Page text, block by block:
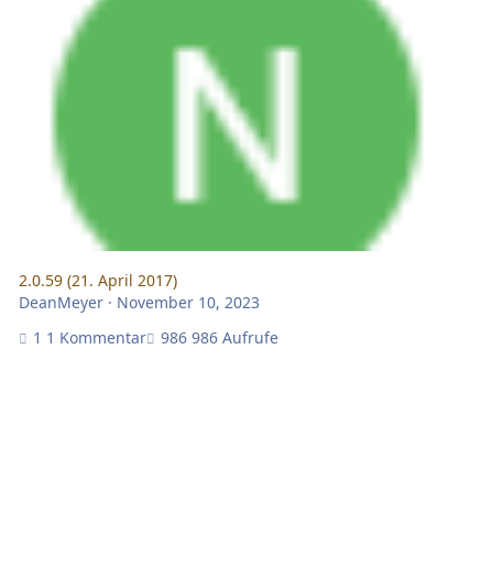
2.0.59 (21. April 2017)
DeanMeyer· November 10, 2023
1 Kommentar
986 Aufrufe